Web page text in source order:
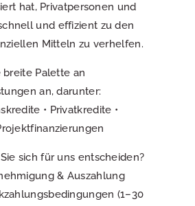
hat, Privatpersonen und
und effizient zu den
Mitteln zu verhelfen.
Palette an
an, darunter:
• Privatkredite •
sich für uns entscheiden?
& Auszahlung
(1–30